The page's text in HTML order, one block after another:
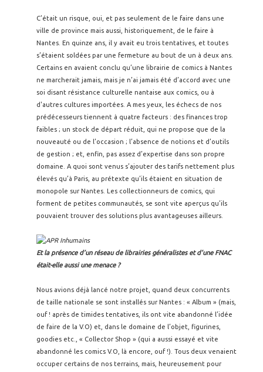
C’était un risque, oui, et pas seulement de le faire dans une
ville de province mais aussi, historiquement, de le faire à
Nantes. En quinze ans, il y avait eu trois tentatives, et toutes
s’étaient soldées par une fermeture au bout de un à deux ans.
Certains en avaient conclu qu’une librairie de comics à Nantes
ne marcherait jamais, mais je n’ai jamais été d’accord avec une
soi disant résistance culturelle nantaise aux comics, ou à
d'autres cultures importées. A mes yeux, les échecs de nos
prédécesseurs tiennent à quatre facteurs : des finances trop
faibles ; un stock de départ réduit, qui ne propose que de la
nouveauté ou de l’occasion ; l’absence de notions et d’outils
de gestion ; et, enfin, pas assez d’expertise dans son propre
domaine. A quoi sont venus s’ajouter des tarifs nettement plus
élevés qu’à Paris, au prétexte qu’ils étaient en situation de
monopole sur Nantes. Les collectionneurs de comics, qui
forment de petites communautés, se sont vite aperçus qu’ils
pouvaient trouver des solutions plus avantageuses ailleurs.
Et la présence d’un réseau de librairies généralistes et d’une FNAC
était-elle aussi une menace ?
Nous avions déjà lancé notre projet, quand deux concurrents
de taille nationale se sont installés sur Nantes : « Album » (mais,
ouf ! après de timides tentatives, ils ont vite abandonné l’idée
de faire de la V.O) et, dans le domaine de l’objet, figurines,
goodies etc., « Collector Shop » (qui a aussi essayé et vite
abandonné les comics V.O, là encore, ouf !). Tous deux venaient
occuper certains de nos terrains, mais, heureusement pour